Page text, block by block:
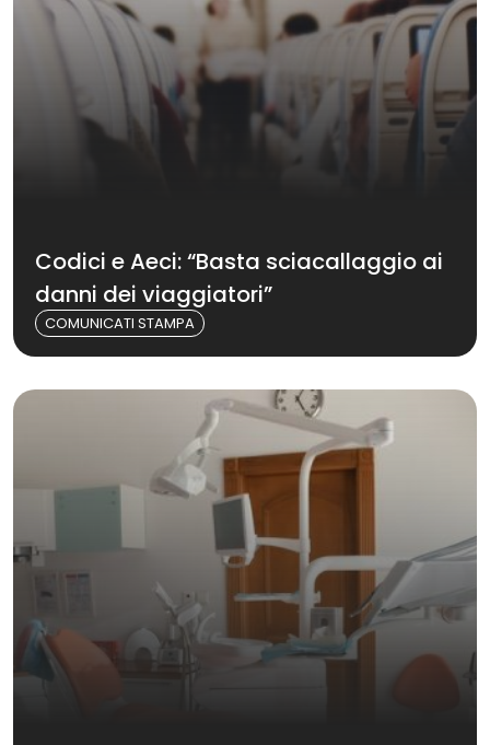
Codici e Aeci: “Basta sciacallaggio ai
danni dei viaggiatori”
COMUNICATI STAMPA